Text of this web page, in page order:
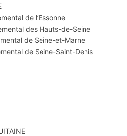
de l’Essonne
des Hauts-de-Seine
de Seine-et-Marne
de Seine-Saint-Denis